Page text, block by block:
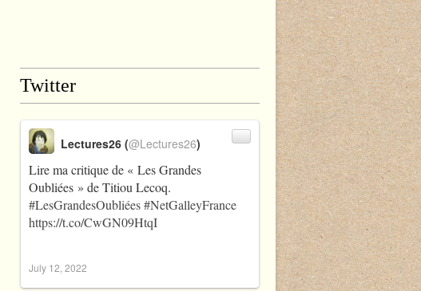
Twitter
Lire ma critique de « Les Grandes
Oubliées » de Titiou Lecoq.
#LesGrandesOubliées#NetGalleyFrance
https://t.co/CwGN09HtqI
Lectures26 (@Lectures26)
July 12, 2022